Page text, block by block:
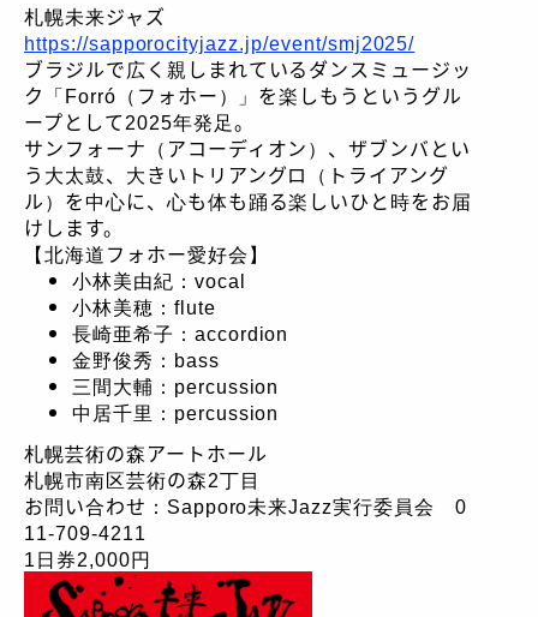
札幌未来ジャズ
https://sapporocityjazz.jp/event/smj2025/
ブラジルで広く親しまれているダンスミュージッ
ク「Forró（フォホー）」を楽しもうというグル
ープとして2025年発足。
サンフォーナ（アコーディオン）、ザブンバとい
う大太鼓、大きいトリアングロ（トライアング
ル）を中心に、心も体も踊る楽しいひと時をお届
けします。
【北海道フォホー愛好会】
小林美由紀：vocal
小林美穂：flute
長崎亜希子：accordion
金野俊秀：bass
三間大輔：percussion
中居千里：percussion
札幌芸術の森アートホール
札幌市南区芸術の森2丁目
お問い合わせ：Sapporo未来Jazz実行委員会 0
11-709-4211
1日券2,000円